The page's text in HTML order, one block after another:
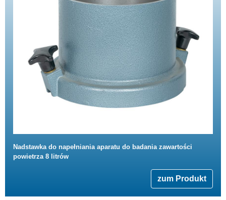
Nadstawka do napełniania aparatu do badania zawartości
powietrza 8 litrów
zum Produkt